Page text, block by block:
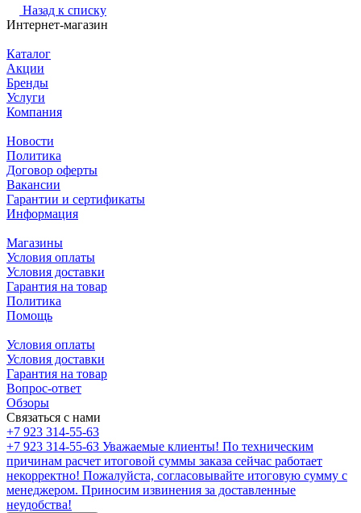
Назад к списку
Интернет-магазин
Каталог
Акции
Бренды
Услуги
Компания
Новости
Политика
Договор оферты
Вакансии
Гарантии и сертификаты
Информация
Магазины
Условия оплаты
Условия доставки
Гарантия на товар
Политика
Помощь
Условия оплаты
Условия доставки
Гарантия на товар
Вопрос-ответ
Обзоры
Связаться с нами
+7 923 314-55-63
+7 923 314-55-63 Уважаемые клиенты! По техническим
причинам расчет итоговой суммы заказа сейчас работает
некорректно! Пожалуйста, согласовывайте итоговую сумму с
менеджером. Приносим извинения за доставленные
неудобства!